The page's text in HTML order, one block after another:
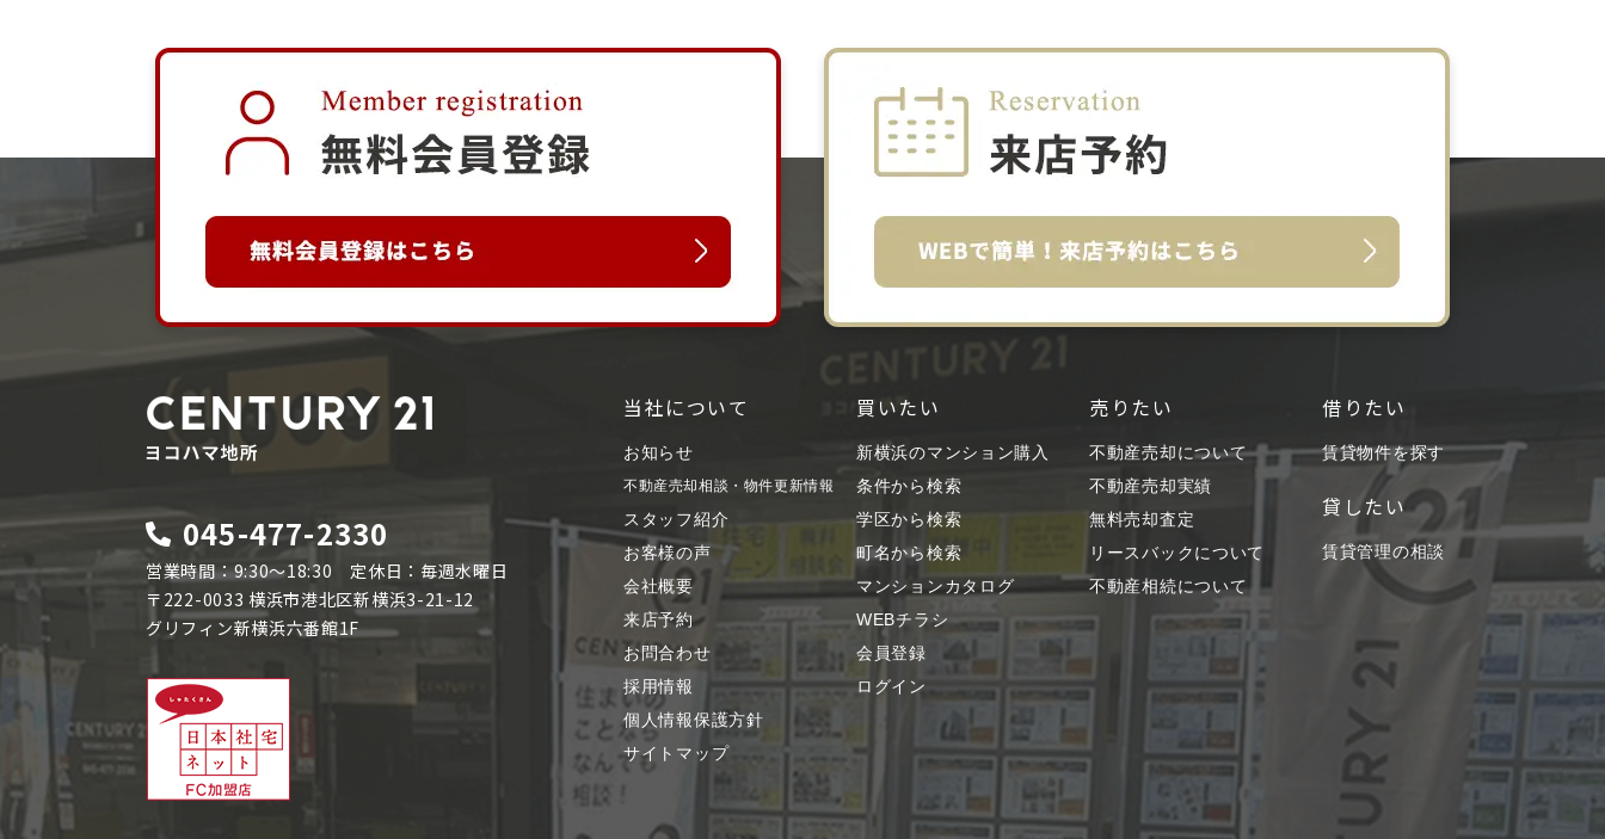
045-477-2330
営業時間：9:30～18:30 定休日：毎週水曜日
〒222-0033 横浜市港北区新横浜3-21-12
グリフィン新横浜六番館1F
当社について
お知らせ
不動産売却相談・物件更新情報
スタッフ紹介
お客様の声
会社概要
来店予約
お問合わせ
採用情報
個人情報保護方針
サイトマップ
買いたい
新横浜のマンション購入
条件から検索
学区から検索
町名から検索
マンションカタログ
WEBチラシ
会員登録
ログイン
売りたい
不動産売却について
不動産売却実績
無料売却査定
リースバックについて
不動産相続について
借りたい
賃貸物件を探す
貸したい
賃貸管理の相談